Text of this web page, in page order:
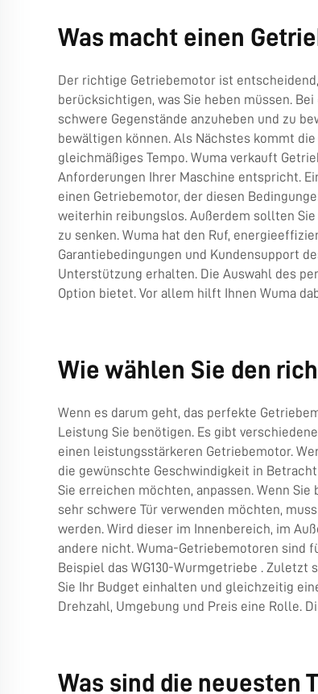
Was macht einen
Der richtige Getriebemotor ist
berücksichtigen, was Sie heben müssen.
schwere Gegenstände anzuheben und zu
bewältigen können. Als Nächstes kommt
gleichmäßiges Tempo. Wuma verkauft
Anforderungen Ihrer Maschine entspricht.
einen Getriebemotor, der diesen
weiterhin reibungslos. Außerdem sollten
zu senken. Wuma hat den Ruf,
Garantiebedingungen und Kundensupport
Unterstützung erhalten. Die Auswahl des
Option bietet. Vor allem hilft Ihnen Wuma
Wie wählen Sie den
Wenn es darum geht, das perfekte
Leistung Sie benötigen. Es gibt
einen leistungsstärkeren Getriebemotor.
die gewünschte Geschwindigkeit in
Sie erreichen möchten, anpassen. Wenn
sehr schwere Tür verwenden möchten,
werden. Wird dieser im Innenbereich, im
andere nicht. Wuma-Getriebemotoren sind
Beispiel das WG130-Wurmgetriebe . Zuletzt
Sie Ihr Budget einhalten und gleichzeitig
Drehzahl, Umgebung und Preis eine Rolle.
Was sind die neuesten